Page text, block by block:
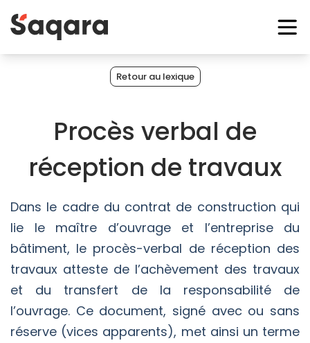
Retour au lexique
Procès verbal de
réception de travaux
Dans le cadre du contrat de construction qui
lie le maître d’ouvrage et l’entreprise du
bâtiment, le procès-verbal de réception des
travaux atteste de l’achèvement des travaux
et du transfert de la responsabilité de
l’ouvrage. Ce document, signé avec ou sans
réserve (vices apparents), met ainsi un terme